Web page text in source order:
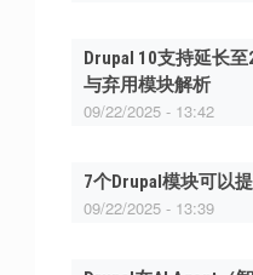
Drupal 10支持延长
与弃用模块解析
09/22/2025 - 13:42
7个Drupal模块可以
09/22/2025 - 13:39